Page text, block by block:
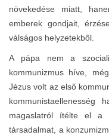
növekedése miatt,
emberek gondjait,
válságos helyzetekből.
A pápa nem a
kommunizmus híve,
Jézus volt az első
kommunistaellenesség
magaslatról ítélte el a
társadalmat, a